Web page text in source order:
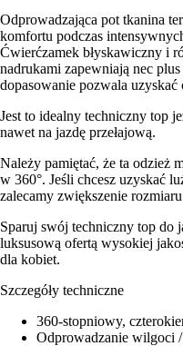
Odprowadzająca pot tkanina
komfortu podczas
Ćwierćzamek błyskawiczny i
nadrukami zapewniają nec
dopasowanie pozwala
Jest to idealny techniczny top
nawet na jazdę przełajową.
Należy pamiętać, że ta odzież
w 360°. Jeśli chcesz uzyskać
zalecamy zwiększenie
Sparuj swój techniczny top do
luksusową ofertą wysokiej
dla kobiet.
Szczegóły techniczne
360-stopniowy,
Odprowadzanie wilgoci /